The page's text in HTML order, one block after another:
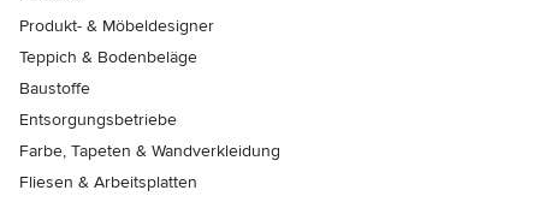
Produkt- & Möbeldesigner
Teppich & Bodenbeläge
Baustoffe
Entsorgungsbetriebe
Farbe, Tapeten & Wandverkleidung
Fliesen & Arbeitsplatten